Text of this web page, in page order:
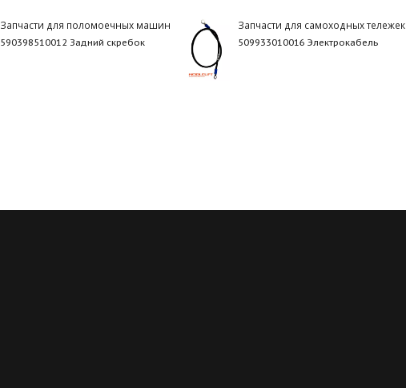
Запчасти для поломоечных машин
590398510012 Задний скребок
Запчасти для самоходных тележек
509933010016 Электрокабель